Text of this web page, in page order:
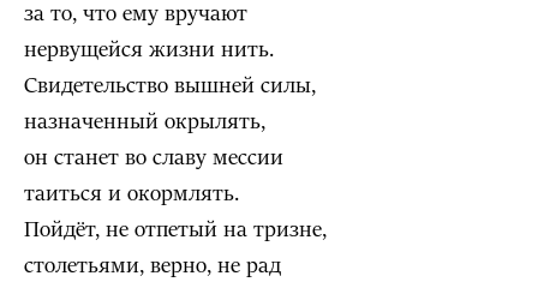
за то, что ему вручают
нервущейся жизни нить.
Свидетельство вышней силы,
назначенный окрылять,
он станет во славу мессии
таиться и окормлять.
Пойдёт, не отпетый на тризне,
столетьями, верно, не рад